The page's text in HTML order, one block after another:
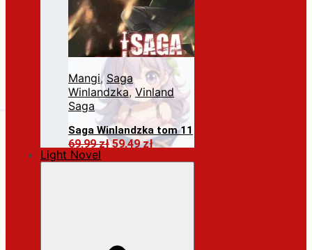
Mangi, Saga
Winlandzka, Vinland
Saga
Saga Winlandzka tom 11
69,99złPierwotna
59,49złAktualna
Dodaj do koszyka
Light Novel